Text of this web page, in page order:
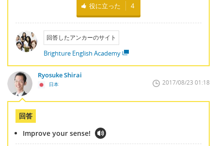
役に立った 4
回答したアンカーのサイト
Brighture English Academy
Ryosuke Shirai
日本 2017/08/23 01:18
回答
Improve your sense!